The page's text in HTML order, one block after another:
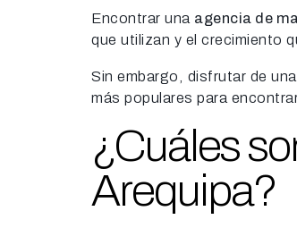
Encontrar una agencia de
que utilizan y el crecimiento
Sin embargo, disfrutar de
más populares para
¿Cuáles
Arequipa?